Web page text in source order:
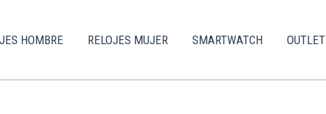
HOMBRE RELOJES MUJER SMARTWATCH OUTLET